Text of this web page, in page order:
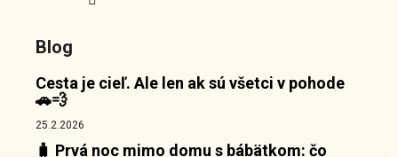
Blog
Cesta je cieľ. Ale len ak sú všetci v pohode
🚗💨
25.2.2026
🧳 Prvá noc mimo domu s bábätkom: čo